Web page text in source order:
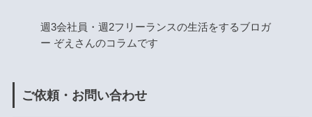
週3会社員・週2フリーランスの生活をするブロガ
ー ぞえさんのコラムです
ご依頼・お問い合わせ